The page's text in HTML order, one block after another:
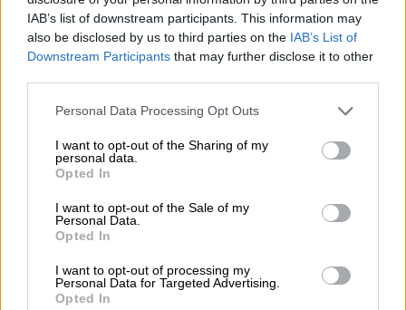
IAB’s list of downstream participants. This information may
also be disclosed by us to third parties on the IAB’s List of
Downstream Participants that may further disclose it to other
Please note that this website/app uses one or more Google
not limited to your visit or usage behaviour. You may click to
grant or deny consent to Google and its third-party tags to
use your data for below specified purposes in below Google
consent section.
Personal Data Processing Opt Outs
I want to opt-out of the Sharing of my
personal data.
Opted In
I want to opt-out of the Sale of my
Personal Data.
Opted In
I want to opt-out of processing my
Personal Data for Targeted Advertising.
Opted In
«Εξαιρετικάκακής ποιότητας μυθοπλασία,
με ευτελές περιεχόμενο», χαρακτήρισε το
ντοκιμαντέρ η Υπουργός Πολιτισμού,
ωστόσο ξεκαθάρισε ότι«το υπουργείο
τέχνη, δεν χειραγωγεί, δεν περιορίζει ούτε
προληπτικά ούτε κατασταλτικά».
ΔΙΑΒΑΣΤΕ ΕΠΙΣΗΣ
Πολιτική|14.02.2024 10:16
Επιστημονική Υπηρεσία Βουλής: Το